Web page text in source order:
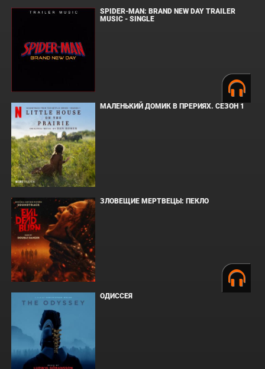
SPIDER-MAN: BRAND NEW DAY TRAILER
MUSIC - SINGLE
МАЛЕНЬКИЙ ДОМИК В ПРЕРИЯХ. СЕЗОН 1
ЗЛОВЕЩИЕ МЕРТВЕЦЫ: ПЕКЛО
ОДИССЕЯ